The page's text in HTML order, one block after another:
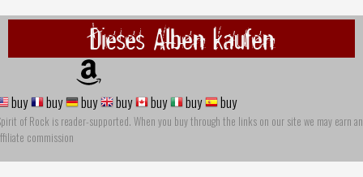
Dieses Alben kaufen
buy buy buy buy buy buy buy
of Rock is reader-supported. When you buy through the links on our site we may earn an
commission